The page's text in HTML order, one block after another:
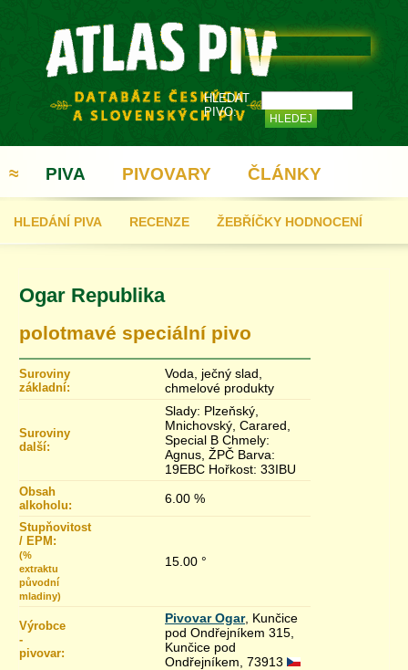
HLEDAT
PIVO:
≈ PIVA
HLEDÁNÍ PIVA RECENZE ŽEBŘÍČKY HODNOCENÍ
PIVOVARY ČLÁNKY
REGISTRACE
Ogar Republika
polotmavé speciální pivo
Suroviny
základní:
Voda, ječný slad,
chmelové produkty
Suroviny
další:
Slady: Plzeňský,
Mnichovský, Carared,
Special B Chmely:
Agnus, ŽPČ Barva:
19EBC Hořkost: 33IBU
Obsah
alkoholu:
6.00 %
Stupňovitost
/ EPM:
(%
extraktu
původní
mladiny)
15.00 °
Výrobce
-
pivovar:
Pivovar Ogar, Kunčice
pod Ondřejníkem 315,
Kunčice pod
Ondřejníkem, 73913